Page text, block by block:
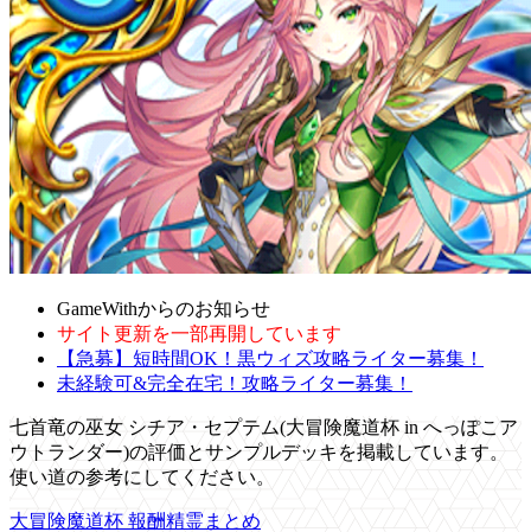
GameWithからのお知らせ
サイト更新を一部再開しています
【急募】短時間OK！黒ウィズ攻略ライター募集！
未経験可&完全在宅！攻略ライター募集！
七首竜の巫女 シチア・セプテム(大冒険魔道杯 in へっぽこア
ウトランダー)の評価とサンプルデッキを掲載しています。
使い道の参考にしてください。
大冒険魔道杯 報酬精霊まとめ